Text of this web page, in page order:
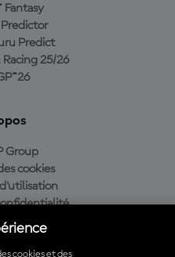
Fantasy
Predict
25/26
Group
cookies
cookies et des